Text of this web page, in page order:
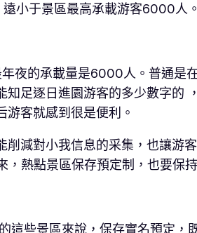
小于景區最高承載游客6000人。
夜的承載量是6000人。普通是
足逐日進園游客的多少數字的
客就感到很是便利。
減對小我信息的采集，也讓游
熱點景區保存預定制，也要保
這些景區來說，保存實名預定，